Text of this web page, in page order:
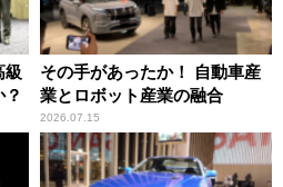
級
その手があったか！ 自動車産
業とロボット産業の融合
2026.07.15